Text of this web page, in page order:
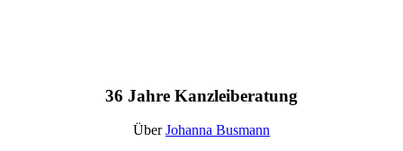
36 Jahre Kanzleiberatung
ÜberJohanna Busmann